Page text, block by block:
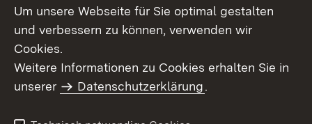
Um unsere Webseite für Sie optimal gestalten
und verbessern zu können, verwenden wir
Cookies.
Weitere Informationen zu Cookies erhalten Sie in
unserer
Datenschutzerklärung.